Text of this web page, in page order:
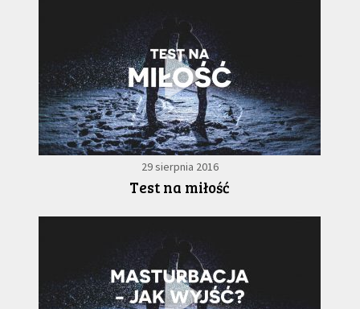
29 sierpnia 2016
Test na miłość